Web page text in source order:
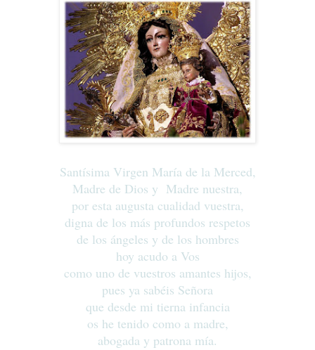
Santísima Virgen María de la Merced,
Madre de Dios y Madre nuestra,
por esta augusta cualidad vuestra,
digna de los más profundos respetos
de los ángeles y de los hombres
hoy acudo a Vos
como uno de vuestros amantes hijos,
pues ya sabéis Señora
que desde mi tierna infancia
os he tenido como a madre,
abogada y patrona mía.